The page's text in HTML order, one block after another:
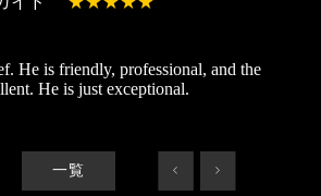
He is friendly, professional, and the
He is just exceptional.
一覧 < >